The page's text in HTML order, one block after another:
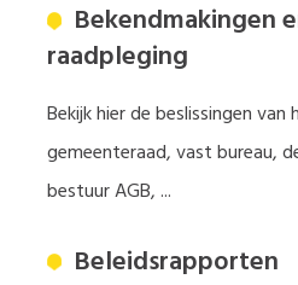
Bekendmakingen
raadpleging
Bekijk hier de beslissingen van
gemeenteraad, vast bureau,
bestuur AGB, ...
Beleidsrapporten